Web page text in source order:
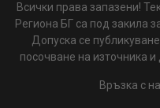
Всички права запазени!
Региона БГ са под закила
Допуска се
посочване на източника
Връзка с